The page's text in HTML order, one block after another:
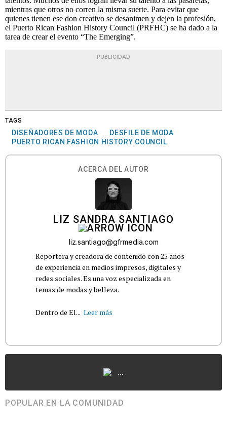
mientras que otros no corren la misma suerte. Para evitar que
quienes tienen ese don creativo se desanimen y dejen la profesión,
el Puerto Rican Fashion History Council (PRFHC) se ha dado a la
tarea de crear el evento “The Emerging”.
PUBLICIDAD
TAGS
DISEÑADORES DE MODA
DESFILE DE MODA
PUERTO RICAN FASHION HISTORY COUNCIL
ACERCA DEL AUTOR
LIZ SANDRA SANTIAGO
liz.santiago@gfrmedia.com
Reportera y creadora de contenido con 25 años
de experiencia en medios impresos, digitales y
redes sociales. Es una voz especializada en
temas de modas y belleza.
Dentro de El... Leer más
...
POPULAR EN LA COMUNIDAD